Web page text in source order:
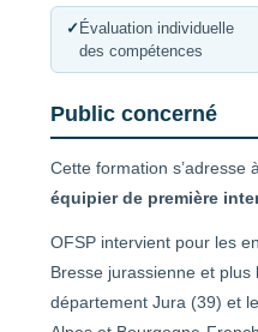
✓ Évaluation individuelle
des compétences
Public concerné
Cette formation s’adresse
équipier de première
OFSP intervient pour les
Bresse jurassienne et
département Jura (39) et